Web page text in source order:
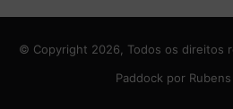
© Copyright 2026, Todos os direitos
Paddock por